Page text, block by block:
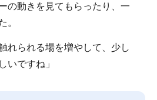
の動きを見てもらったり、一
。
れられる場を増やして、少し
いですね」